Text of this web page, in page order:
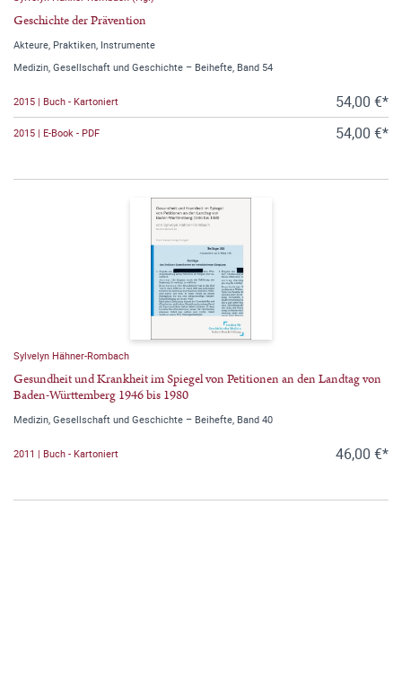
Geschichte der Prävention
Akteure, Praktiken, Instrumente
Medizin, Gesellschaft und Geschichte – Beihefte, Band 54
2015 | Buch - Kartoniert 54,00 €*
2015 | E-Book - PDF 54,00 €*
Sylvelyn Hähner-Rombach
Gesundheit und Krankheit im Spiegel von Petitionen an den Landtag von
Baden-Württemberg 1946 bis 1980
Medizin, Gesellschaft und Geschichte – Beihefte, Band 40
2011 | Buch - Kartoniert 46,00 €*